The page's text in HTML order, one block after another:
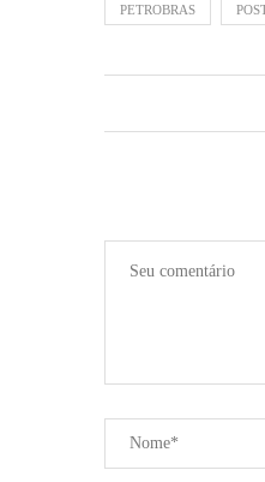
PETROBRAS